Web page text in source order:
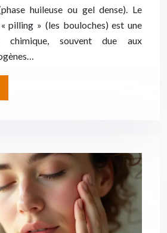
huileuse ou gel dense). Le
pilling » (les bouloches) est une
chimique, souvent due aux